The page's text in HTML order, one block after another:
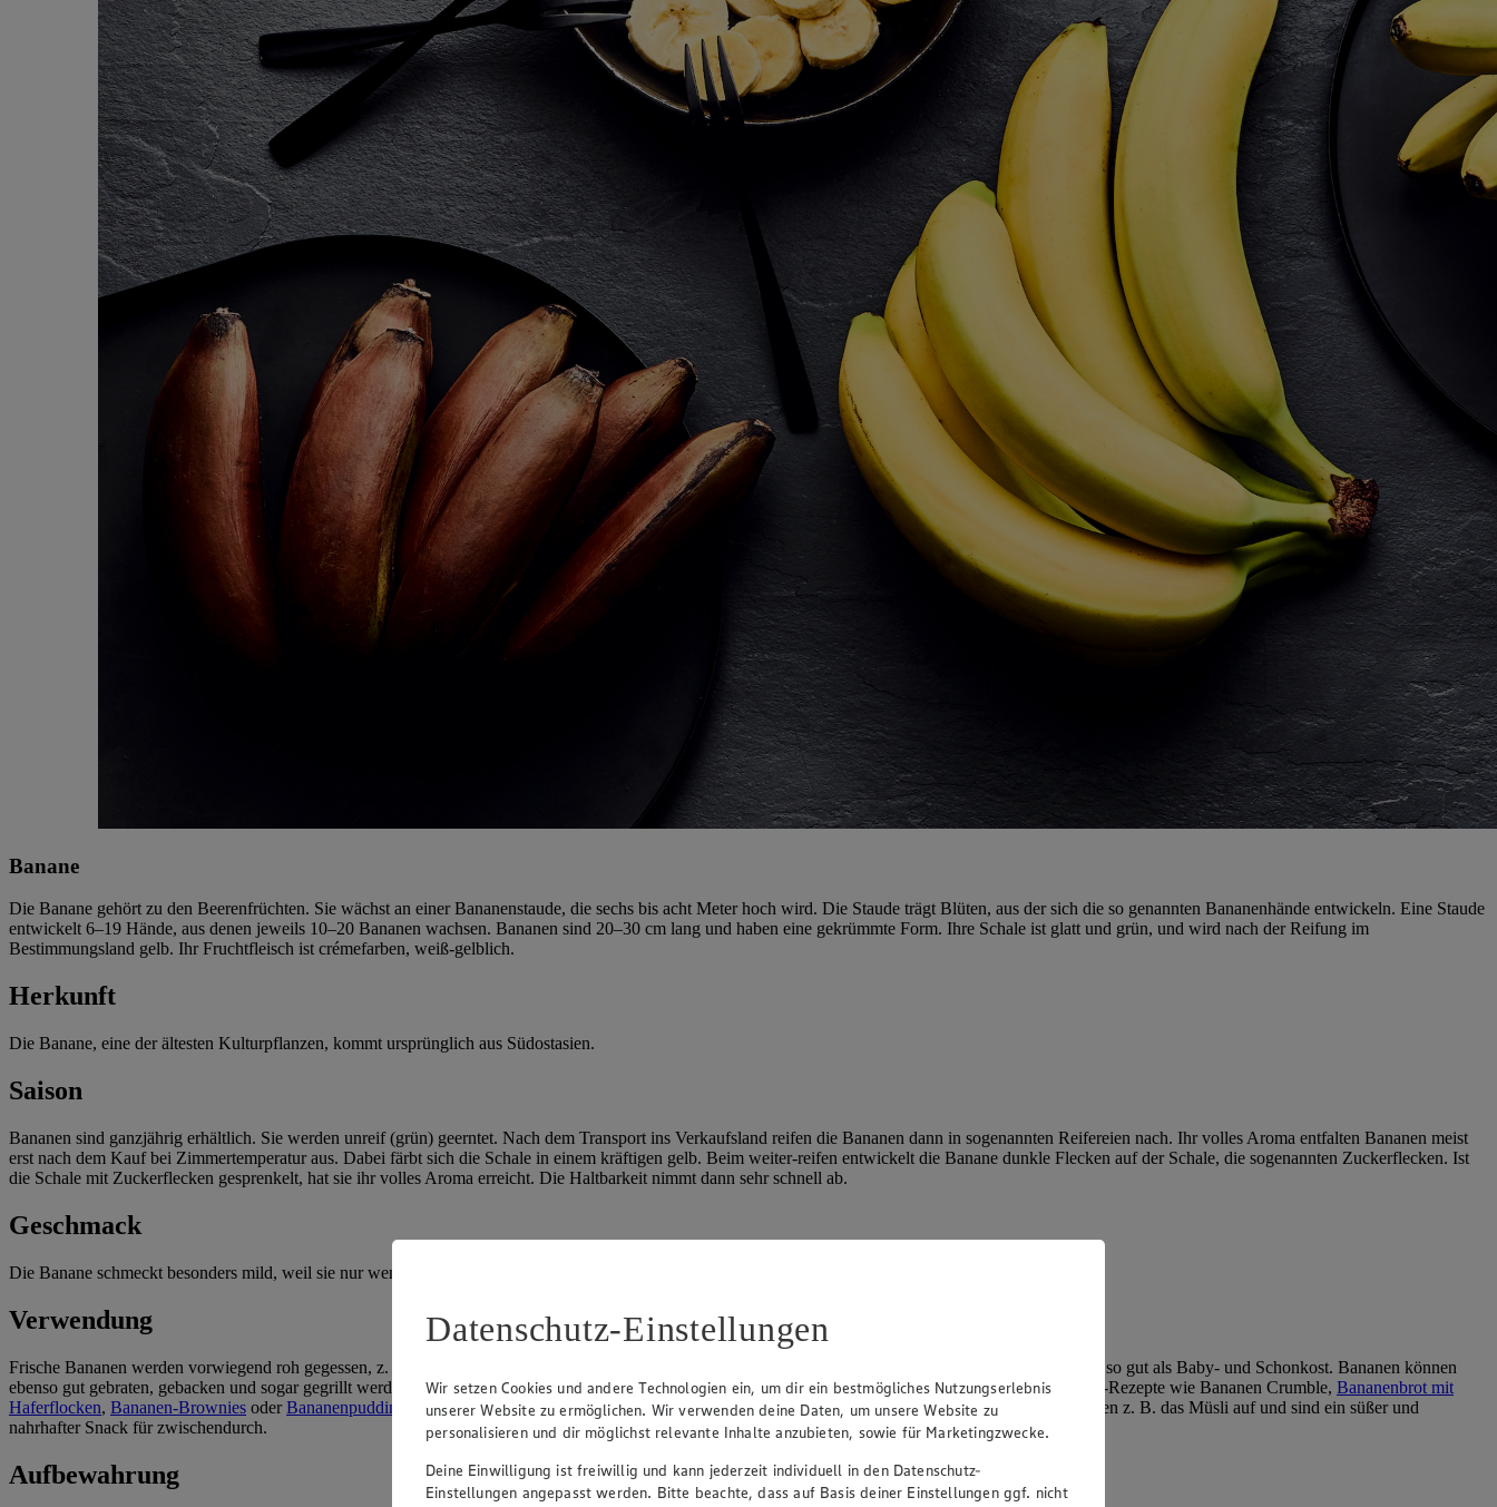
Banane
Die Banane gehört zu den Beerenfrüchten. Sie wächst an einer Bananenstaude, die sechs bis acht Meter hoch wird. Die Staude trägt Blüten, aus der sich die so genannten Bananenhände entwickeln. Eine Staude
entwickelt 6–19 Hände, aus denen jeweils 10–20 Bananen wachsen. Bananen sind 20–30 cm lang und haben eine gekrümmte Form. Ihre Schale ist glatt und grün, und wird nach der Reifung im
Bestimmungsland gelb. Ihr Fruchtfleisch ist crémefarben, weiß-gelblich.
Herkunft
Die Banane, eine der ältesten Kulturpflanzen, kommt ursprünglich aus Südostasien.
Saison
Bananen sind ganzjährig erhältlich. Sie werden unreif (grün) geerntet. Nach dem Transport ins Verkaufsland reifen die Bananen dann in sogenannten Reifereien nach. Ihr volles Aroma entfalten Bananen meist
erst nach dem Kauf bei Zimmertemperatur aus. Dabei färbt sich die Schale in einem kräftigen gelb. Beim weiter-reifen entwickelt die Banane dunkle Flecken auf der Schale, die sogenannten Zuckerflecken. Ist
die Schale mit Zuckerflecken gesprenkelt, hat sie ihr volles Aroma erreicht. Die Haltbarkeit nimmt dann sehr schnell ab.
Geschmack
Die Banane schmeckt besonders mild, weil sie nur wenig Säure enthält. Je nach Sorte und Reifegrad schmeckt sie leicht süß bis sehr süß.
Verwendung
Frische Bananen werden vorwiegend roh gegessen, z. B. als Snack, im Müsli oder als Obstsalat. Die Früchte schmecken aber auch als Mus und eignen sich so gut als Baby- und Schonkost. Bananen können
ebenso gut gebraten, gebacken und sogar gegrillt werden, wie unser Rezept fürgegrillte Bananebeweist. Probieren Sie zum Beispiel unsere süßen Bananen-Rezepte wie Bananen Crumble, Bananenbrot mit
Haferflocken, Bananen-Brownies oderBananenpudding . Auch als Zuckerersatz für unserenLow-Carb-Kuchen eignen sie sich. Getrocknete Bananen peppen z. B. das Müsli auf und sind ein süßer und
nahrhafter Snack für zwischendurch.
Aufbewahrung
Datenschutz-Einstellungen
Wir setzen Cookies und andere Technologien ein, um dir ein bestmögliches Nutzungserlebnis
unserer Website zu ermöglichen. Wir verwenden deine Daten, um unsere Website zu
personalisieren und dir möglichst relevante Inhalte anzubieten, sowie für Marketingzwecke.
Deine Einwilligung ist freiwillig und kann jederzeit individuell in den Datenschutz-
Einstellungen angepasst werden. Bitte beachte, dass auf Basis deiner Einstellungen ggf. nicht